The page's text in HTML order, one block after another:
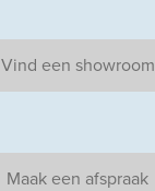
Vind een showroom
Maak een afspraak